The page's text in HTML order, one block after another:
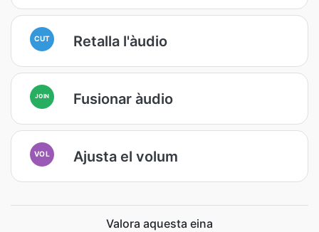
CUT Retalla l'àudio
JOIN Fusionar àudio
VOL Ajusta el volum
Valora aquesta eina